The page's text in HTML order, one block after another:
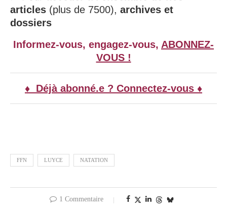
articles (plus de 7500), archives et
dossiers
Informez-vous, engagez-vous, ABONNEZ-
VOUS !
♦ Déjà abonné.e ? Connectez-vous ♦
FFN LUYCE NATATION
1 Commentaire